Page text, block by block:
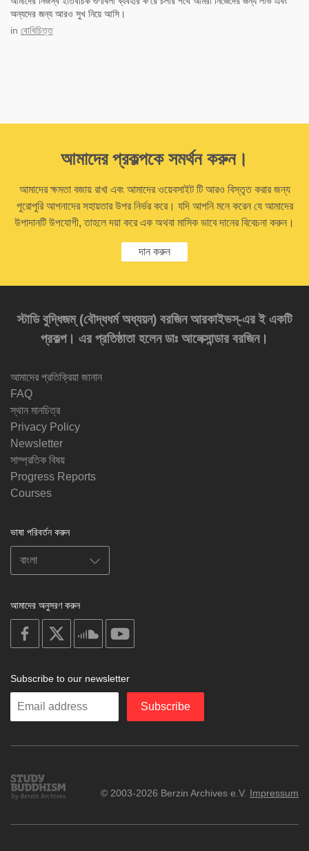
অন্যদের জন্য আরও সুখ নিয়ে আসি।
in বোধিচিত্ত
আমাদের প্রকল্পকে সমর্থন করুন।
আমাদের ক্ষমতা বজায় রাখা এবং আমাদের ওয়েবসাইট টি আরও বিস্তৃত করার জন্য
পুরোপুরি আপনাদের সহায়তার উপর নির্ভর করে। যদি আপনি মনে করেন যে আমাদের
উপাদানটি উপযোগী, তাহলে দয়া করে এক অথবা মাসিক ভাবে দানের বিবেচনা করুন।
দান করুন
স্টাডি বুদ্ধিজম্‌ (বৌদ্ধধর্ম অধ্যয়ন) বরজিন আরকাইভস্‌-এর ই একটি
প্রকল্প। এর প্রতিষ্ঠাতা হলেন ডাঃ আলেক্সান্ডার বরজিন।
আমাদের প্রতিক্রিয়া জানান
FAQ
স্থান মানচিত্র
Privacy Policy
Newsletter
সাম্প্রতিক বিষয়
Progress Reports
Courses
ভাষা পরিবর্তন করুন
আমাদের অনুসরণ করুন
on
facebook
soundcloud
Subscribe to our newsletter
Enter
Subscribe
Study
Buddhism
© 2003-2026 Berzin Archives e.V. Impressum